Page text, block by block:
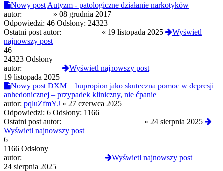
Nowy post Autyzm - patologiczne działanie narkotyków
autor:
» 08 grudnia 2017
Odpowiedzi: 46 Odsłony: 24323
Ostatni post autor:
« 19 listopada 2025
Wyświetl
najnowszy post
46
24323 Odsłony
autor:
Wyświetl najnowszy post
19 listopada 2025
Nowy post DXM + bupropion jako skuteczna pomoc w depresji
anhedonicznej – przypadek kliniczny, nie ćpanie
autor: pqluZfmYJ » 27 czerwca 2025
Odpowiedzi: 6 Odsłony: 1166
Ostatni post autor:
« 24 sierpnia 2025
Wyświetl najnowszy post
6
1166 Odsłony
autor:
Wyświetl najnowszy post
24 sierpnia 2025